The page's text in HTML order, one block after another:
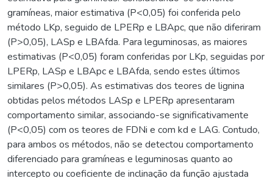
gramíneas, maior estimativa (P<0,05) foi conferida pelo
método LKp, seguido de LPERp e LBApc, que não diferiram
(P>0,05), LASp e LBAfda. Para leguminosas, as maiores
estimativas (P<0,05) foram conferidas por LKp, seguidas por
LPERp, LASp e LBApc e LBAfda, sendo estes últimos
similares (P>0,05). As estimativas dos teores de lignina
obtidas pelos métodos LASp e LPERp apresentaram
comportamento similar, associando-se significativamente
(P<0,05) com os teores de FDNi e com kd e LAG. Contudo,
para ambos os métodos, não se detectou comportamento
diferenciado para gramíneas e leguminosas quanto ao
intercepto ou coeficiente de inclinação da função ajustada